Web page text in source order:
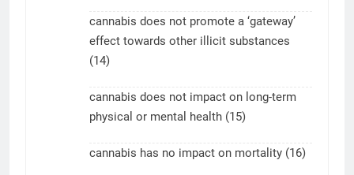
cannabis does not promote a ‘gateway’
effect towards other illicit substances
(14)
cannabis does not impact on long-term
physical or mental health (15)
cannabis has no impact on mortality (16)